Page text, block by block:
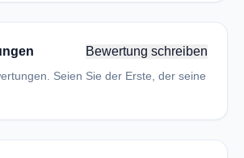
Bewertung schreiben
Seien Sie der Erste, der seine